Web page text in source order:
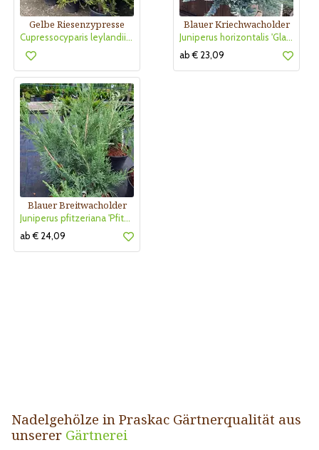
Gelbe Riesenzypresse
Cupressocyparis leylandii 'Castlewellan Gold'
Blauer Kriechwacholder
Juniperus horizontalis 'Glauca'
ab € 23,09
Blauer Breitwacholder
Juniperus pfitzeriana 'Pfitzeriana Glauca'
ab € 24,09
Nadelgehölze in Praskac Gärtnerqualität aus
unserer Gärtnerei